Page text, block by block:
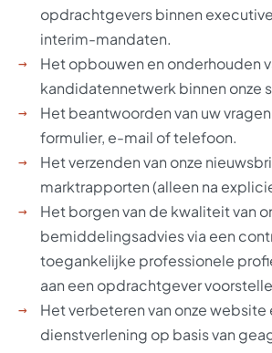
opdrachtgevers binnen
interim-mandaten.
Het opbouwen en onderhouden
kandidatennetwerk binnen onze
Het beantwoorden van uw
formulier, e-mail of telefoon.
Het verzenden van onze
marktrapporten (alleen na
Het borgen van de kwaliteit van
bemiddelingsadvies via een
toegankelijke professionele
aan een opdrachtgever
Het verbeteren van onze website
dienstverlening op basis van